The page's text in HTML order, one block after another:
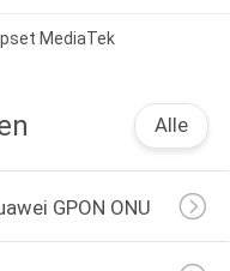
MediaTek
Alle
GPON ONU